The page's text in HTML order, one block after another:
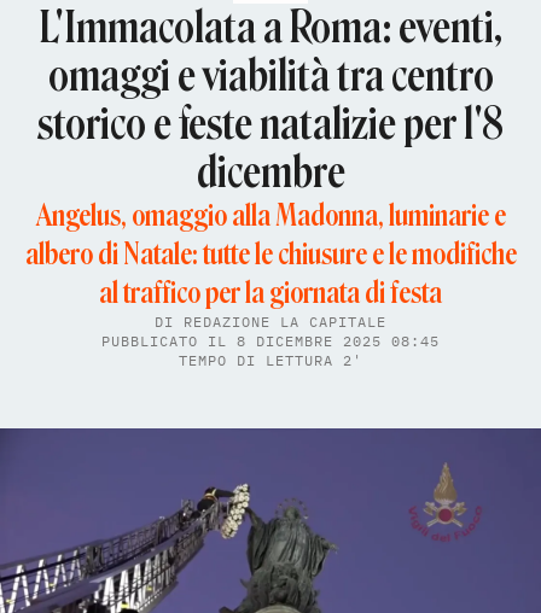
L'Immacolata a Roma: eventi,
omaggi e viabilità tra centro
storico e feste natalizie per l'8
dicembre
Angelus, omaggio alla Madonna, luminarie e
albero di Natale: tutte le chiusure e le modifiche
al traffico per la giornata di festa
DI REDAZIONE LA CAPITALE
PUBBLICATO IL 8 DICEMBRE 2025 08:45
TEMPO DI LETTURA 2'